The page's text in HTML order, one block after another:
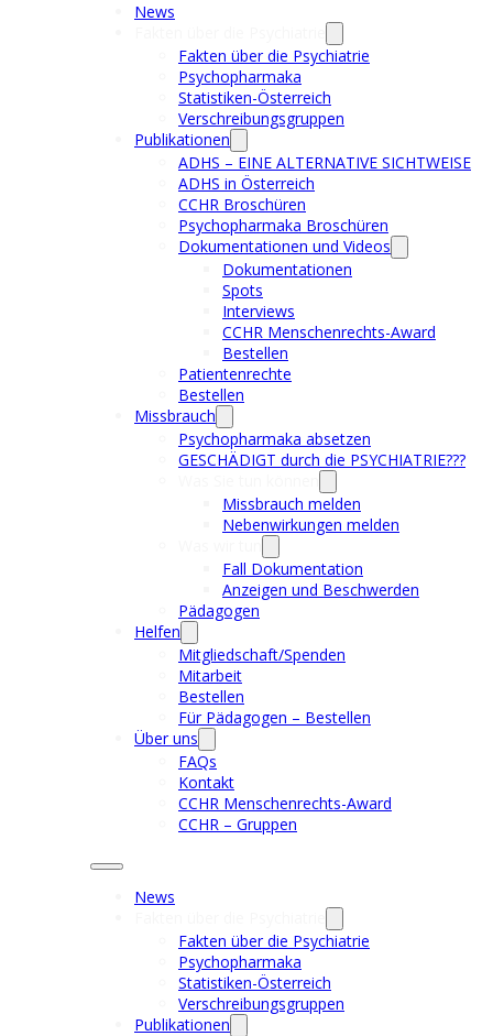
News
Fakten über die Psychiatrie
Psychopharmaka
Statistiken-Österreich
Verschreibungsgruppen
Publikationen
ADHS – EINE ALTERNATIVE SICHTWEISE
ADHS in Österreich
CCHR Broschüren
Psychopharmaka Broschüren
Dokumentationen und Videos
Dokumentationen
Spots
Interviews
CCHR Menschenrechts-Award
Bestellen
Patientenrechte
Bestellen
Missbrauch
Psychopharmaka absetzen
GESCHÄDIGT durch die PSYCHIATRIE???
Missbrauch melden
Nebenwirkungen melden
Fall Dokumentation
Anzeigen und Beschwerden
Pädagogen
Helfen
Mitgliedschaft/Spenden
Mitarbeit
Bestellen
Für Pädagogen – Bestellen
Über uns
FAQs
Kontakt
CCHR Menschenrechts-Award
CCHR – Gruppen
News
Fakten über die Psychiatrie
Psychopharmaka
Statistiken-Österreich
Verschreibungsgruppen
Publikationen